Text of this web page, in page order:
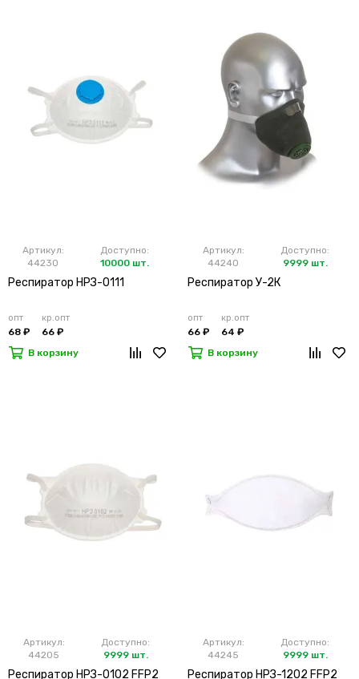
Артикул:
44230
Доступно:
10000 шт.
Респиратор НРЗ-0111
опт
68 ₽
кр.опт
66 ₽
В корзину
Артикул:
44240
Доступно:
9999 шт.
Респиратор У-2К
опт
66 ₽
кр.опт
64 ₽
В корзину
Артикул:
44205
Доступно:
9999 шт.
Респиратор НРЗ-0102 FFP2
Артикул:
44245
Доступно:
9999 шт.
Респиратор НРЗ-1202 FFP2